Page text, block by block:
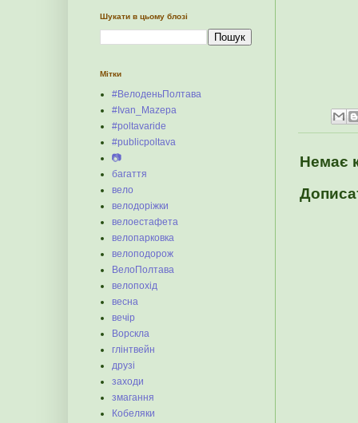
Немає
Шукати в цьому блозі
Мітки
#ВелоденьПолтава
#Ivan_Mazepa
#poltavaride
#publicpoltava
📷
багаття
вело
велодоріжки
велоестафета
велопарковка
велоподорож
ВелоПолтава
велопохід
весна
вечір
Ворскла
глінтвейн
друзі
заходи
змагання
Кобеляки